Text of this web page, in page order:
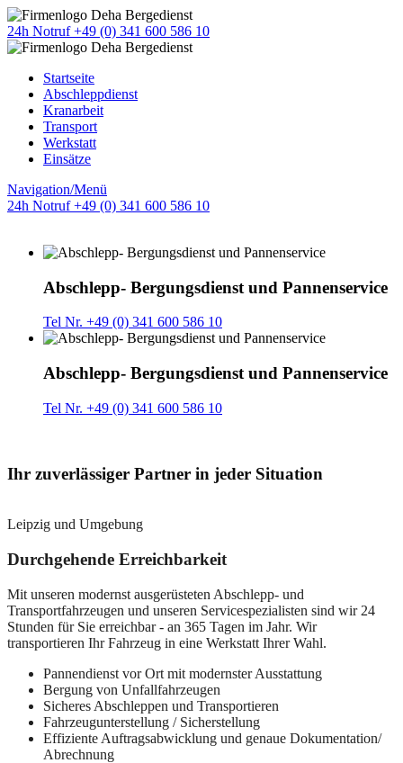
24h Notruf +49 (0) 341 600 586 10
Startseite
Abschleppdienst
Kranarbeit
Transport
Werkstatt
Einsätze
Navigation/Menü
24h Notruf +49 (0) 341 600 586 10
Abschlepp- Bergungsdienst und Pannenservice
Tel Nr. +49 (0) 341 600 586 10
Abschlepp- Bergungsdienst und Pannenservice
Tel Nr. +49 (0) 341 600 586 10
Ihr zuverlässiger Partner in jeder Situation
Leipzig und Umgebung
Durchgehende Erreichbarkeit
Mit unseren modernst ausgerüsteten Abschlepp- und
Transportfahrzeugen und unseren Servicespezialisten sind wir 24
Stunden für Sie erreichbar - an 365 Tagen im Jahr. Wir
transportieren Ihr Fahrzeug in eine Werkstatt Ihrer Wahl.
Pannendienst vor Ort mit modernster Ausstattung
Bergung von Unfallfahrzeugen
Sicheres Abschleppen und Transportieren
Fahrzeugunterstellung / Sicherstellung
Effiziente Auftragsabwicklung und genaue Dokumentation/
Abrechnung